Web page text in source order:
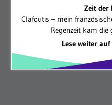
Zeit der
Clafoutis – mein
Regenzeit kam die
Lese weiter